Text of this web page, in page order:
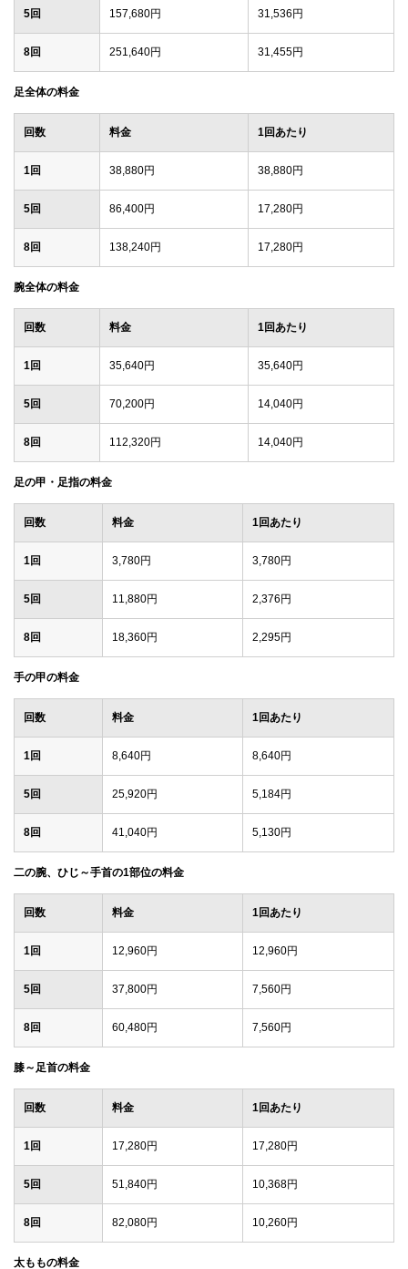
5回 157,680円 31,536円
8回 251,640円 31,455円
足全体の料金
回数 料金 1回あたり
1回 38,880円 38,880円
5回 86,400円 17,280円
8回 138,240円 17,280円
腕全体の料金
回数 料金 1回あたり
1回 35,640円 35,640円
5回 70,200円 14,040円
8回 112,320円 14,040円
足の甲・足指の料金
回数 料金 1回あたり
1回 3,780円 3,780円
5回 11,880円 2,376円
8回 18,360円 2,295円
手の甲の料金
回数 料金 1回あたり
1回 8,640円 8,640円
5回 25,920円 5,184円
8回 41,040円 5,130円
二の腕、ひじ～手首の1部位の料金
回数 料金 1回あたり
1回 12,960円 12,960円
5回 37,800円 7,560円
8回 60,480円 7,560円
膝～足首の料金
回数 料金 1回あたり
1回 17,280円 17,280円
5回 51,840円 10,368円
8回 82,080円 10,260円
太ももの料金